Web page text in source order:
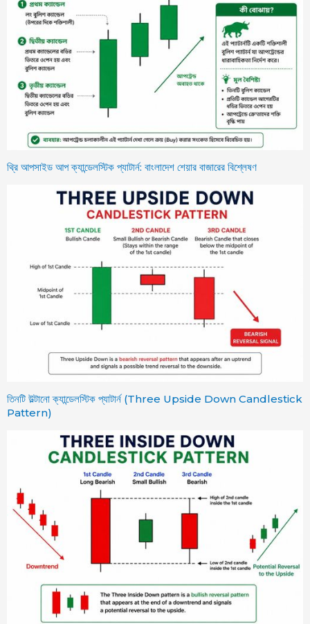
থ্রি আপসাইড আপ ক্যান্ডেলস্টিক প্যাটার্ন: বাংলাদেশ শেয়ার বাজারের বিশ্লেষণ
তিনটি উল্টানো ক্যান্ডেলস্টিক প্যাটার্ন (Three Upside Down Candlestick
Pattern)